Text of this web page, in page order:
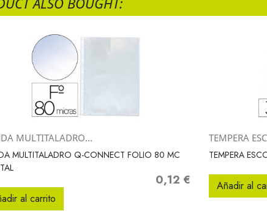
Vista rápida
MULTITALADRO...
MULTITALADRO Q-CONNECT FOLIO 80 MC
Precio
0,12 €
al carrito
TEMPERA
TEMPERA
Añadir al